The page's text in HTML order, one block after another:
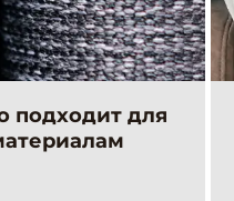
подходит для